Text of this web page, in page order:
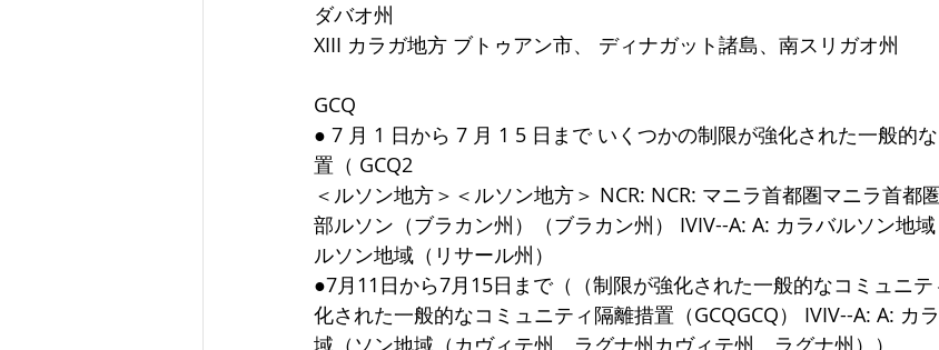
ダバオ州
XIII カラガ地方 ブトゥアン市、 ディナガット諸島、南スリガオ州
GCQ
● 7 月 1 日から 7 月 1 5 日まで いくつかの制限が強化された一般的
置（ GCQ2
＜ルソン地方＞＜ルソン地方＞ NCR: NCR: マニラ首都圏マニラ首
部ルソン（ブラカン州）（ブラカン州） IVIV--A: A: カラバルソン地
ルソン地域（リサール州）
●7月11日から7月15日まで（（制限が強化された一般的なコミュニ
化された一般的なコミュニティ隔離措置（GCQGCQ） IVIV--A: A: カ
域（ソン地域（カヴィテ州、ラグナ州カヴィテ州、ラグナ州））